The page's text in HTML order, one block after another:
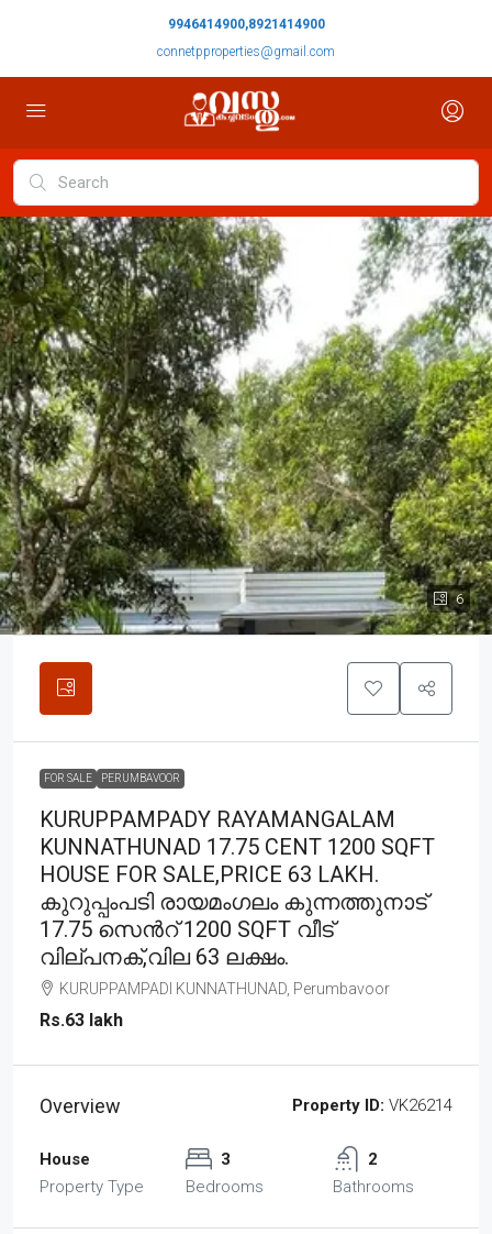
9946414900,8921414900
connetpproperties@gmail.com
6
FOR SALE PERUMBAVOOR
KURUPPAMPADY RAYAMANGALAM
KUNNATHUNAD 17.75 CENT 1200 SQFT
HOUSE FOR SALE,PRICE 63 LAKH.
കുറുപ്പംപടി രായമംഗലം കുന്നത്തുനാട്
17.75 സെൻറ് 1200 SQFT വീട്
വില്പനക്,വില 63 ലക്ഷം.
KURUPPAMPADI KUNNATHUNAD, Perumbavoor
Rs.63 lakh
Overview Property ID: VK26214
House
Property Type
3
Bedrooms
2
Bathrooms